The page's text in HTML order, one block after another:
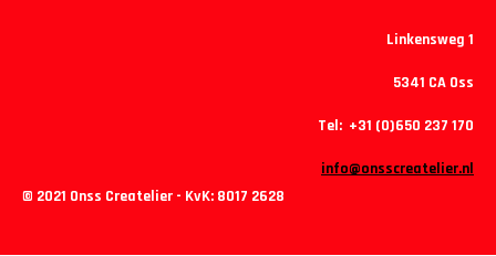
Linkensweg 1
5341 CA Oss
Tel: +31 (0)650 237 170
info@onsscreatelier.nl
© 2021 Onss Createlier - KvK: 8017 2628